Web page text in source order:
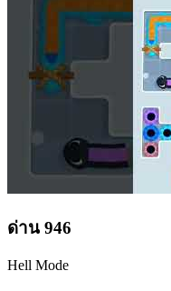
ด่าน 946
Hell Mode